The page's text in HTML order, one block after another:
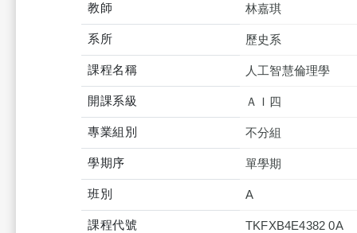
教師 林嘉琪
系所 歷史系
課程名稱 人工智慧倫理學
開課系級 ＡＩ四
專業組別 不分組
學期序 單學期
班別 A
課程代號 TKFXB4E4382 0A